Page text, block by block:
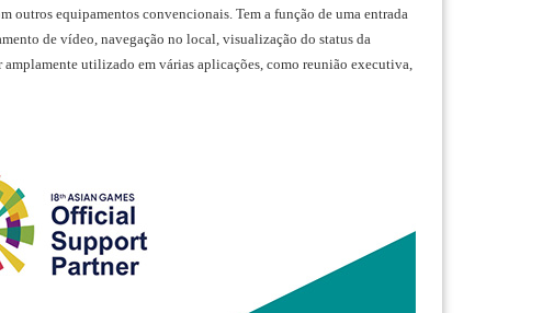
outros equipamentos convencionais. Tem a função de uma entrada
de vídeo, navegação no local, visualização do status da
utilizado em várias aplicações, como reunião executiva,